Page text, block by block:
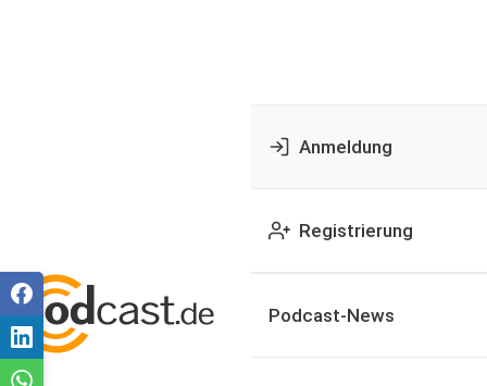
Anmeldung
Registrierung
Podcast-News